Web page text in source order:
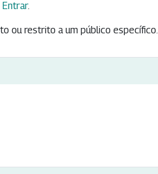
Entrar.
ou restrito a um público específico.